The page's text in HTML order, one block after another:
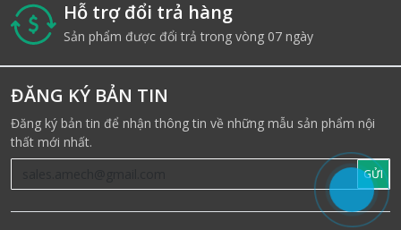
Hỗ trợ đổi trả hàng
Sản phẩm được đổi trả trong vòng 07 ngày
ĐĂNG KÝ BẢN TIN
Đăng ký bản tin để nhận thông tin về những mẫu sản phẩm nội
thất mới nhất.
GỬI